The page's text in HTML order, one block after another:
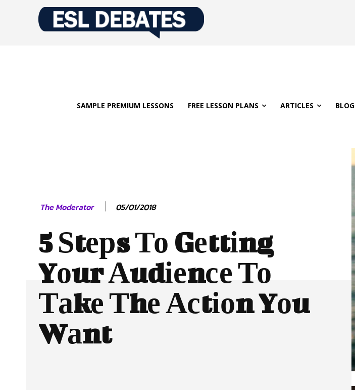
SAMPLE PREMIUM LESSONS FREE LESSON PLANS ARTICLES BLOG
The Moderator 05/01/2018
5 Ѕtерs То Gеttіng
Yоur Аudіеnсе То
Таkе Тhе Асtіоn Yоu
Wаnt